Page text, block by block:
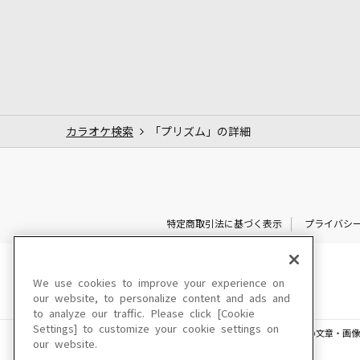
カラオケ検索 「プリズム」の詳細
特定商取引法に基づく表示 プライバシ
このサイトに掲載されている一切の文章・画
We use cookies to improve your experience on
our website, to personalize content and ads and
to analyze our traffic. Please click [Cookie
Settings] to customize your cookie settings on
our website.